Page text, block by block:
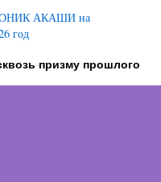
АКАШИ на
год
призму прошлого